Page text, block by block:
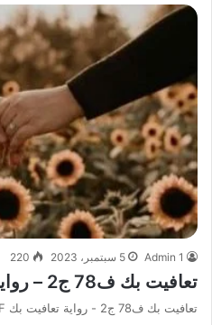
Admin 1 5 سبتمبر، 2023 220
تعافيت بك ف78 ج2 – رواية تعافيت بك PDF
تعافيت بك ف78 ج2 - رواية تعافيت بك PDF